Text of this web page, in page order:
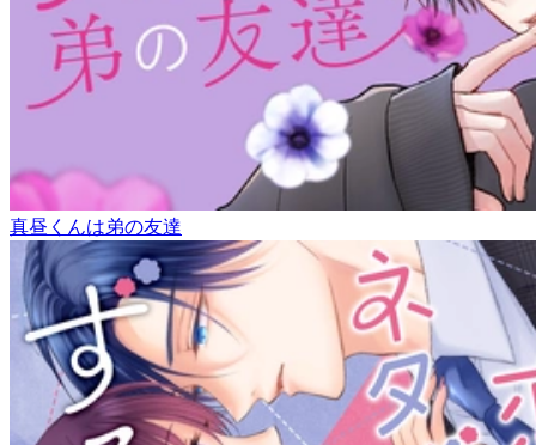
真昼くんは弟の友達